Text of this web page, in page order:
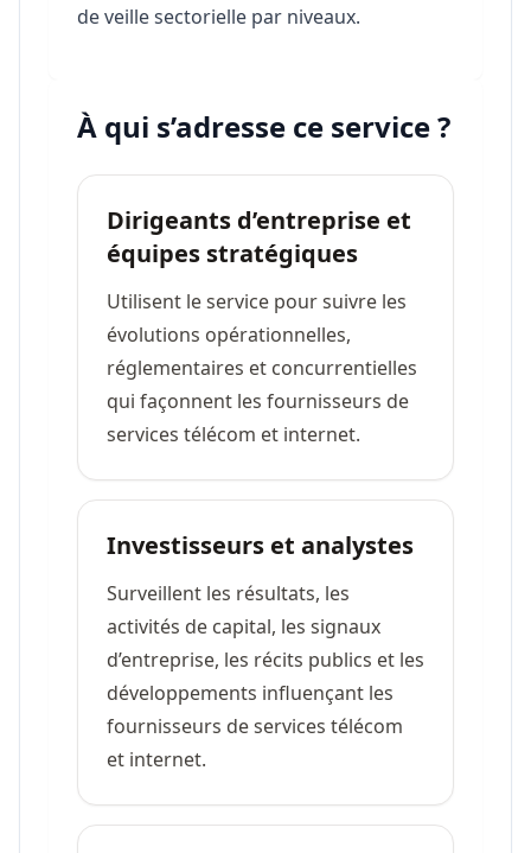
de veille sectorielle par niveaux.
À qui s’adresse ce service ?
Dirigeants d’entreprise et
équipes stratégiques
Utilisent le service pour suivre les
évolutions opérationnelles,
réglementaires et concurrentielles
qui façonnent les fournisseurs de
services télécom et internet.
Investisseurs et analystes
Surveillent les résultats, les
activités de capital, les signaux
d’entreprise, les récits publics et les
développements influençant les
fournisseurs de services télécom
et internet.